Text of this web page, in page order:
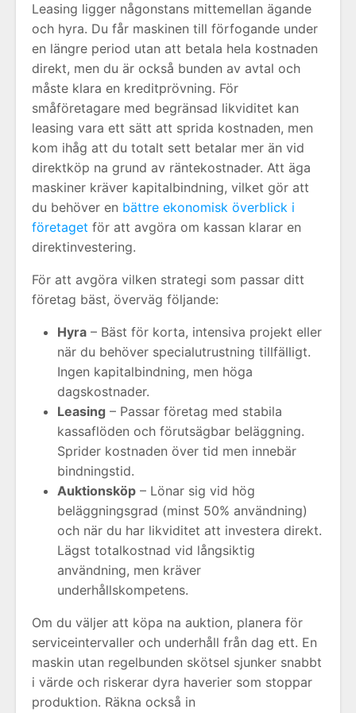
Leasing ligger någonstans mittemellan ägande
och hyra. Du får maskinen till förfogande under
en längre period utan att betala hela kostnaden
direkt, men du är också bunden av avtal och
måste klara en kreditprövning. För
småföretagare med begränsad likviditet kan
leasing vara ett sätt att sprida kostnaden, men
kom ihåg att du totalt sett betalar mer än vid
direktköp na grund av räntekostnader. Att äga
maskiner kräver kapitalbindning, vilket gör att
du behöver en bättre ekonomisk överblick i
företaget för att avgöra om kassan klarar en
direktinvestering.
För att avgöra vilken strategi som passar ditt
företag bäst, överväg följande:
Hyra – Bäst för korta, intensiva projekt eller
när du behöver specialutrustning tillfälligt.
Ingen kapitalbindning, men höga
dagskostnader.
Leasing – Passar företag med stabila
kassaflöden och förutsägbar beläggning.
Sprider kostnaden över tid men innebär
bindningstid.
Auktionsköp – Lönar sig vid hög
beläggningsgrad (minst 50% användning)
och när du har likviditet att investera direkt.
Lägst totalkostnad vid långsiktig
användning, men kräver
underhållskompetens.
Om du väljer att köpa na auktion, planera för
serviceintervaller och underhåll från dag ett. En
maskin utan regelbunden skötsel sjunker snabbt
i värde och riskerar dyra haverier som stoppar
produktion. Räkna också in